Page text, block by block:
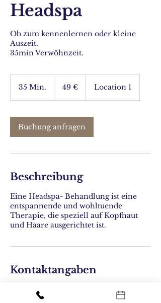
Headspa
Ob zum kennenlernen oder kleine
Auszeit.
35min Verwöhnzeit.
35 Min.
i
n
.
49 € Location 1
Buchung anfragen
Beschreibung
Eine Headspa- Behandlung ist eine
entspannende und wohltuende
Therapie, die speziell auf Kopfhaut
und Haare ausgerichtet ist.
Kontaktangaben